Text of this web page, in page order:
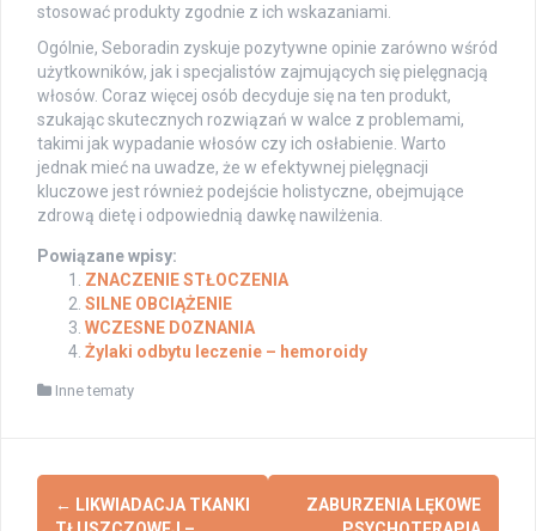
stosować produkty zgodnie z ich wskazaniami.
Ogólnie, Seboradin zyskuje pozytywne opinie zarówno wśród
użytkowników, jak i specjalistów zajmujących się pielęgnacją
włosów. Coraz więcej osób decyduje się na ten produkt,
szukając skutecznych rozwiązań w walce z problemami,
takimi jak wypadanie włosów czy ich osłabienie. Warto
jednak mieć na uwadze, że w efektywnej pielęgnacji
kluczowe jest również podejście holistyczne, obejmujące
zdrową dietę i odpowiednią dawkę nawilżenia.
Powiązane wpisy:
ZNACZENIE STŁOCZENIA
SILNE OBCIĄŻENIE
WCZESNE DOZNANIA
Żylaki odbytu leczenie – hemoroidy
Inne tematy
Post
← LIKWIADACJA TKANKI
ZABURZENIA LĘKOWE